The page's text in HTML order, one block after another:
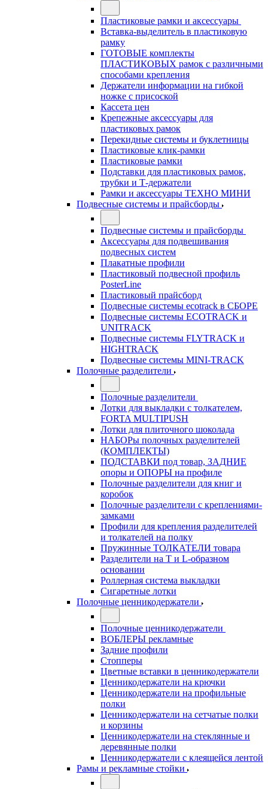
Пластиковые рамки и аксессуары
Вставка-выделитель в пластиковую
рамку
ГОТОВЫЕ комплекты
ПЛАСТИКОВЫХ рамок с различными
способами крепления
Держатели информации на гибкой
ножке с присоской
Кассета цен
Крепежные аксессуары для
пластиковых рамок
Перекидные системы и буклетницы
Пластиковые клик-рамки
Пластиковые рамки
Подставки для пластиковых рамок,
трубки и Т-держатели
Рамки и аксессуары ТЕХНО МИНИ
Подвесные системы и прайсборды
Подвесные системы и прайсборды
Аксессуары для подвешивания
подвесных систем
Плакатные профили
Пластиковый подвесной профиль
PosterLine
Пластиковый прайсборд
Подвесные системы ecotrack в СБОРЕ
Подвесные системы ECOTRACK и
UNITRACK
Подвесные системы FLYTRACK и
HIGHTRACK
Подвесные системы MINI-TRACK
Полочные разделители
Полочные разделители
Лотки для выкладки с толкателем,
FORTA MULTIPUSH
Лотки для плиточного шоколада
НАБОРы полочных разделителей
(КОМПЛЕКТЫ)
ПОДСТАВКИ под товар, ЗАДНИЕ
опоры и ОПОРЫ на профиле
Полочные разделители для книг и
коробок
Полочные разделители с креплениями-
замками
Профили для крепления разделителей
и толкателей на полку
Пружинные ТОЛКАТЕЛИ товара
Разделители на Т и L-образном
основании
Роллерная система выкладки
Сигаретные лотки
Полочные ценникодержатели
Полочные ценникодержатели
ВОБЛЕРЫ рекламные
Задние профили
Стопперы
Цветные вставки в ценникодержатели
Ценникодержатели на крючки
Ценникодержатели на профильные
полки
Ценникодержатели на сетчатые полки
и корзины
Ценникодержатели на стеклянные и
деревянные полки
Ценникодержатели с клеящейся лентой
Рамы и рекламные стойки